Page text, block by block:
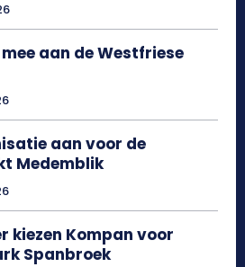
aan de Westfriese
aan voor de
Medemblik
kiezen Kompan voor
Spanbroek